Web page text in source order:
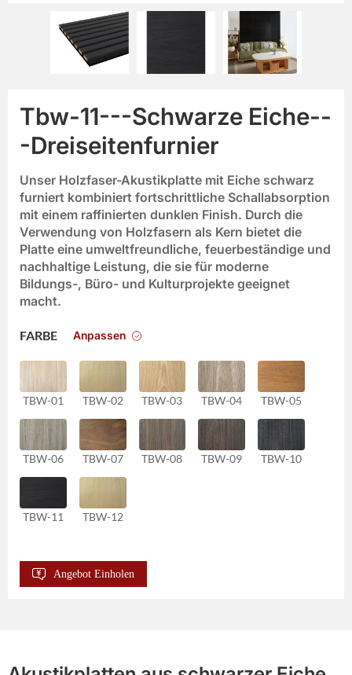
Tbw-11---Schwarze Eiche--
-Dreiseitenfurnier
Unser Holzfaser-Akustikplatte mit Eiche schwarz
furniert kombiniert fortschrittliche Schallabsorption
mit einem raffinierten dunklen Finish. Durch die
Verwendung von Holzfasern als Kern bietet die
Platte eine umweltfreundliche, feuerbeständige und
nachhaltige Leistung, die sie für moderne
Bildungs-, Büro- und Kulturprojekte geeignet
macht.
FARBE Anpassen
TBW-01 TBW-02 TBW-03 TBW-04 TBW-05
TBW-06 TBW-07 TBW-08 TBW-09 TBW-10
TBW-11 TBW-12
Angebot Einholen